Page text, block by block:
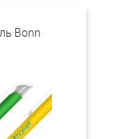
Bonn